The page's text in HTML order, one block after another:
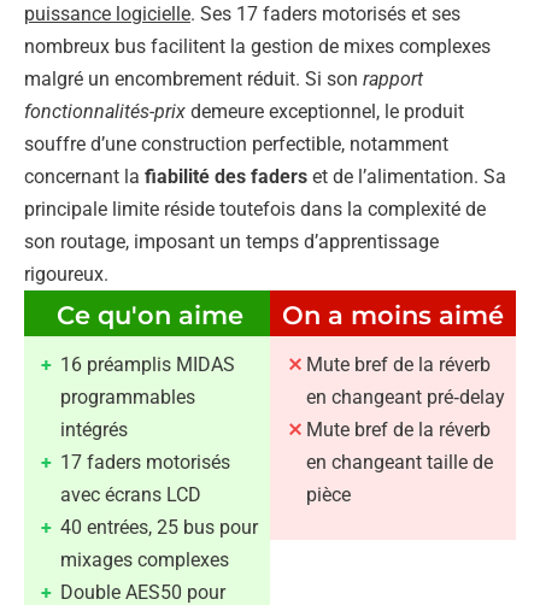
puissance logicielle. Ses 17 faders motorisés et ses
nombreux bus facilitent la gestion de mixes complexes
malgré un encombrement réduit. Si son rapport
fonctionnalités-prix demeure exceptionnel, le produit
souffre d’une construction perfectible, notamment
concernant la fiabilité des faders et de l’alimentation. Sa
principale limite réside toutefois dans la complexité de
son routage, imposant un temps d’apprentissage
rigoureux.
Ce qu'on aime
16 préamplis MIDAS
programmables
intégrés
17 faders motorisés
avec écrans LCD
40 entrées, 25 bus pour
mixages complexes
Double AES50 pour
On a moins aimé
Mute bref de la réverb
en changeant pré‑delay
Mute bref de la réverb
en changeant taille de
pièce